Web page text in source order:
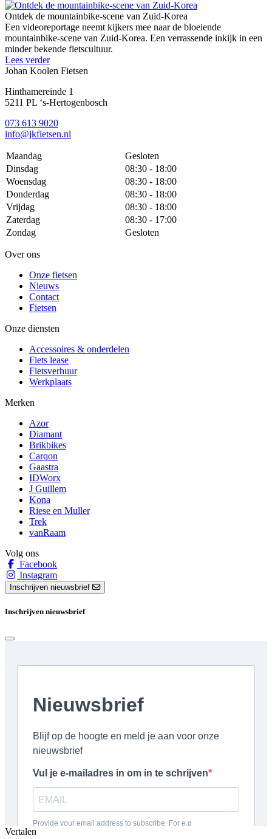
Ontdek de mountainbike-scene van Zuid-Korea
Een videoreportage neemt kijkers mee naar de bloeiende
mountainbike-scene van Zuid-Korea. Een verrassende inkijk in een
minder bekende fietscultuur.
Lees verder
Johan Koolen Fietsen
Hinthamereinde 1
5211 PL ‘s-Hertogenbosch
073 613 9020
info@jkfietsen.nl
Maandag
Gesloten
Dinsdag
08:30 - 18:00
Woensdag
08:30 - 18:00
Donderdag
08:30 - 18:00
Vrijdag
08:30 - 18:00
Zaterdag
08:30 - 17:00
Zondag
Gesloten
Over ons
Onze fietsen
Nieuws
Contact
Fietsen
Onze diensten
Accessoires & onderdelen
Fiets lease
Fietsverhuur
Werkplaats
Merken
Azor
Diamant
Brikbikes
Carqon
Gaastra
IDWorx
J Guillem
Kona
Riese en Muller
Trek
vanRaam
Volg ons
Facebook
Instagram
Inschrijven nieuwsbrief
Inschrijven nieuwsbrief
Vertalen